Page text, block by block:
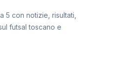
5 con notizie, risultati,
futsal toscano e